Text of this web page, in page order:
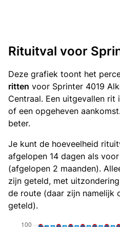
Rituitval voor
Deze grafiek toont het
ritten voor Sprinter 4019
Centraal. Een uitgevallen
of een opgeheven
beter.
Je kunt de hoeveelheid
afgelopen 14 dagen als
(afgelopen 2 maanden).
zijn geteld, met
de route (daar zijn namelijk
geteld).